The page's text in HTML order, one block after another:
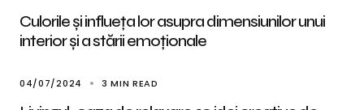
Culorile și influeța lor asupra dimensiunilor unui
interior și a stării emoționale
04/07/2024 3 MIN READ